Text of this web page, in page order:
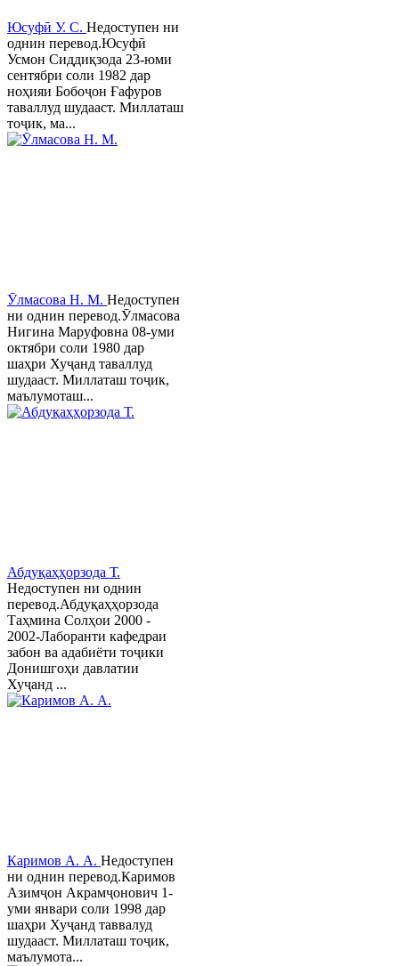
Юсуфӣ У. C. Недоступен ни
однин перевод.Юсуфӣ
Усмон Сиддиқзода 23-юми
сентябри соли 1982 дар
ноҳияи Бобоҷон Ғафуров
таваллуд шудааст. Миллаташ
тоҷик, ма...
Ӯлмасова Н. М. Недоступен
ни однин перевод.Ӯлмасова
Нигина Маруфовна 08-уми
октябри соли 1980 дар
шаҳри Хуҷанд таваллуд
шудааст. Миллаташ тоҷик,
маълумоташ...
Абдуқаҳҳорзода Т.
Недоступен ни однин
перевод.Абдуқаҳҳорзода
Таҳмина Солҳои 2000 -
2002-Лаборанти кафедраи
забон ва адабиёти тоҷики
Донишгоҳи давлатии
Хуҷанд ...
Каримов А. А. Недоступен
ни однин перевод.Каримов
Азимҷон Акрамҷонович 1-
уми январи соли 1998 дар
шаҳри Хуҷанд таввалуд
шудааст. Миллаташ тоҷик,
маълумота...